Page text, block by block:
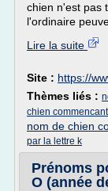
chien n'est pas
l'ordinaire
Lire la suite
Site : https://
Thèmes liés :
chien
nom de chien
par la lettre k
Prénoms
O (année